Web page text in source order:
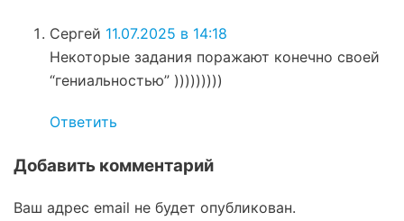
Сергей 11.07.2025 в 14:18
Некоторые задания поражают конечно своей
“гениальностью” )))))))))
Ответить
Добавить комментарий
Ваш адрес email не будет опубликован.